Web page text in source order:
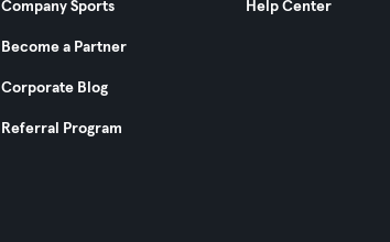
Company Sports
Become a Partner
Corporate Blog
Referral Program
Help Center